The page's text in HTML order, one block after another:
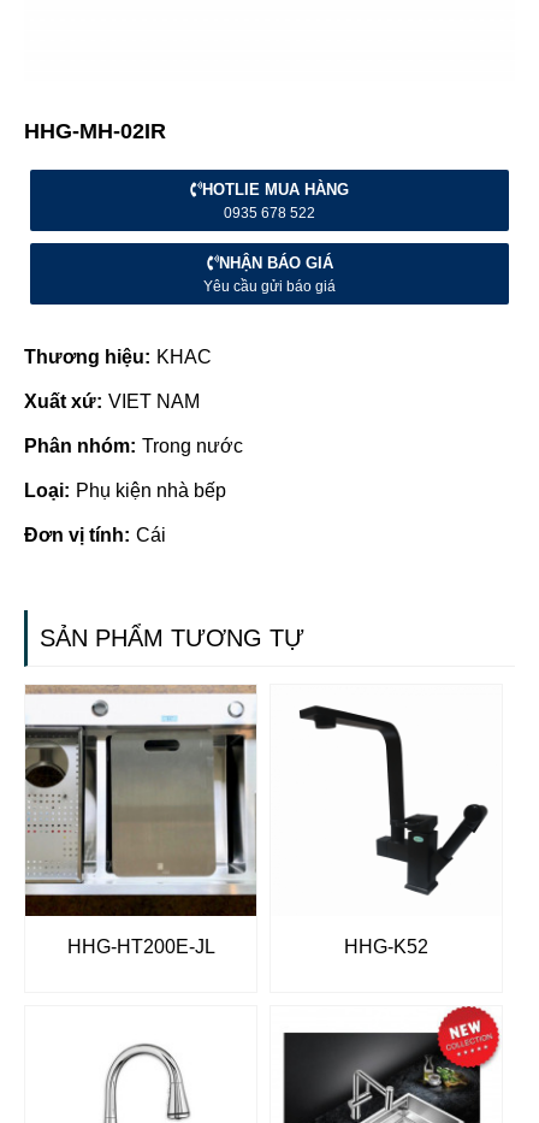
HHG-MH-02IR
HOTLIE MUA HÀNG
0935 678 522
NHẬN BÁO GIÁ
Yêu cầu gửi báo giá
Thương hiệu: KHAC
Xuất xứ: VIET NAM
Phân nhóm: Trong nước
Loại: Phụ kiện nhà bếp
Đơn vị tính: Cái
SẢN PHẨM TƯƠNG TỰ
HHG-HT200E-JL HHG-K52